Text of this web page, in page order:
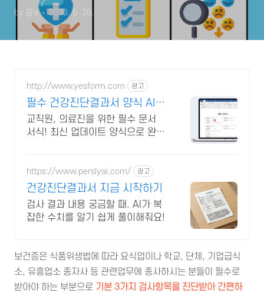
by 윰's 2023. 5. 20.
http://www.yesform.com 광고
필수 건강진단결과서 양식 AI
문서 작성
교직원, 의료진을 위한 필수 문서
서식! 최신 업데이트 양식으로 완벽
https://www.perslyai.com/ 광고
건강진단결과서 지금 시작하기
검사 결과 내용 궁금할 때. AI가 복
잡한 수치를 알기 쉽게 풀이해줘요!
보건증은 식품위생법에 따라 요식업이나 학교, 단체, 기업급식
소, 유흥업소 종자사 등 관련업무에 종사하시는 분들이 필수로
받아야 하는 부분으로 기본 3가지 검사항목을 진단받아 간편하